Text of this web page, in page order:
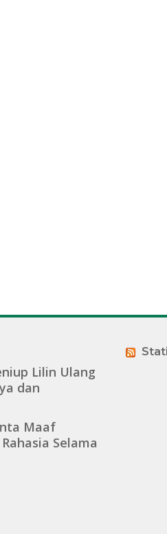
Lilin Ulang
dan
Maaf
Selama